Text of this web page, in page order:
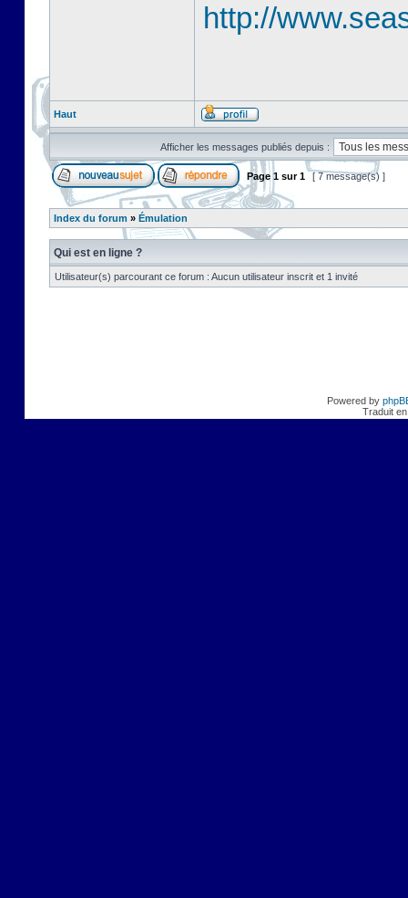
http://
Haut
Afficher les messages publiés depuis :
Page 1 sur1 [ 7 message(s) ]
Index du forum » Émulation
Qui est en ligne ?
Utilisateur(s) parcourant ce forum : Aucun utilisateur inscrit et 1 invité
Powered by
Traduit